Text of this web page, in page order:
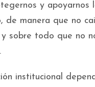
y
de manera que no
sobre todo que no
institucional